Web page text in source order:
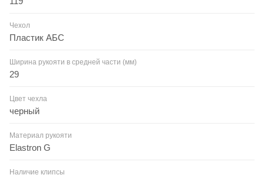
Чехол
Пластик АБС
Ширина рукояти в средней части (мм)
29
Цвет чехла
черный
Материал рукояти
Elastron G
Наличие клипсы